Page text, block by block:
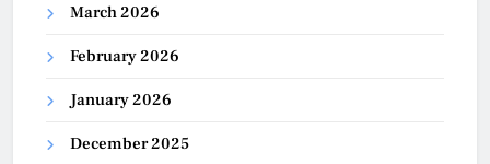
March 2026
February 2026
January 2026
December 2025